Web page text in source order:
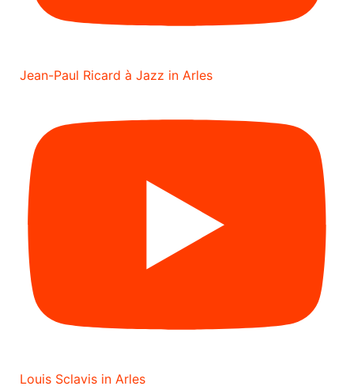
Jean-Paul Ricard à Jazz in Arles
Louis Sclavis in Arles